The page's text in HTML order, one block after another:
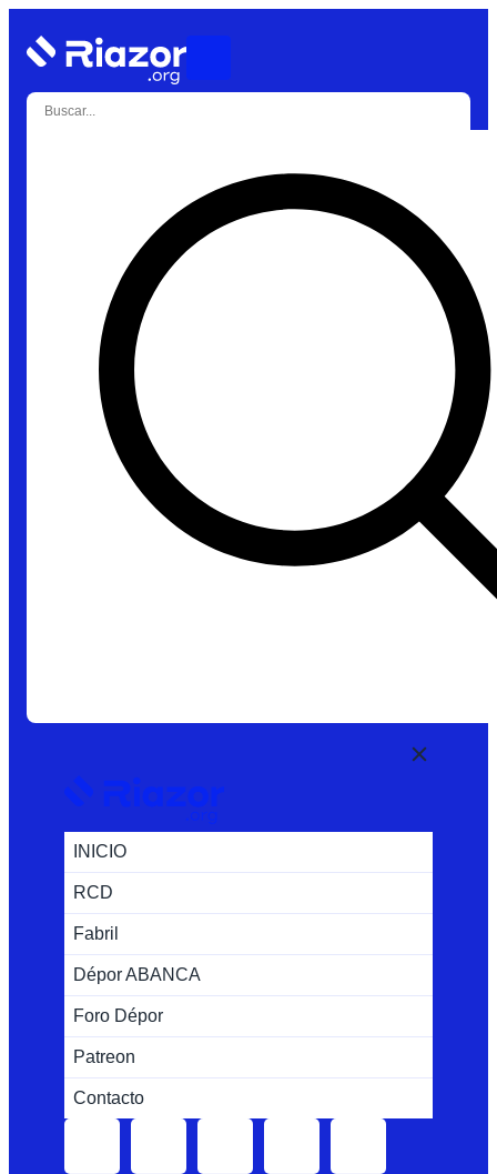
INICIO
RCD
Fabril
Dépor ABANCA
Foro Dépor
Patreon
Contacto